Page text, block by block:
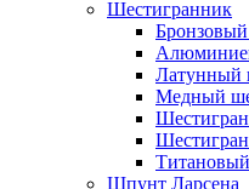
Шестигранник
Латунный
Медный
Шпунт Ларсена